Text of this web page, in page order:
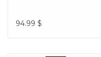
94.99 $